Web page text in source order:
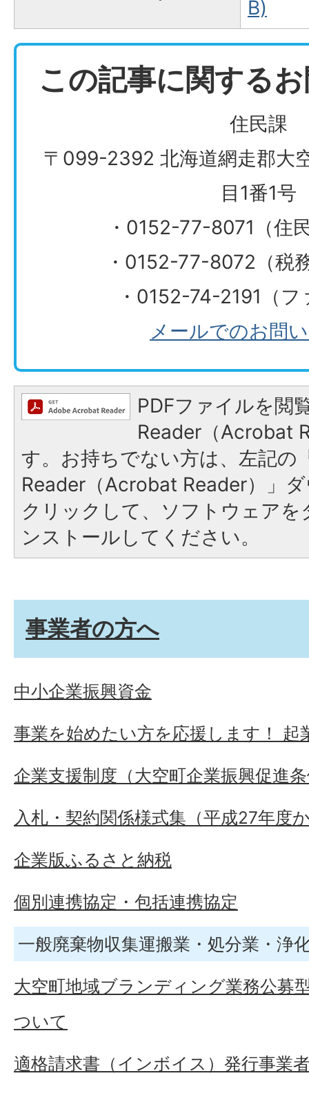
B)
この記事に関する
住民課
〒099-2392 北海道網走郡大
目1番1号
・0152-77-8071（住
・0152-77-8072（税
・0152-74-2191（
メールでのお問
PDFファイルを閲
Reader（Acrobat
す。お持ちでない方は、左記の
Reader（Acrobat Reader）」
クリックして、ソフトウェア
ンストールしてください。
事業者の方へ
中小企業振興資金
事業を始めたい方を応援します！ 起
企業支援制度（大空町企業振興促進
入札・契約関係様式集（平成27年度
企業版ふるさと納税
個別連携協定・包括連携協定
一般廃棄物収集運搬業・処分業・浄
大空町地域ブランディング業務公募
ついて
適格請求書（インボイス）発行事業